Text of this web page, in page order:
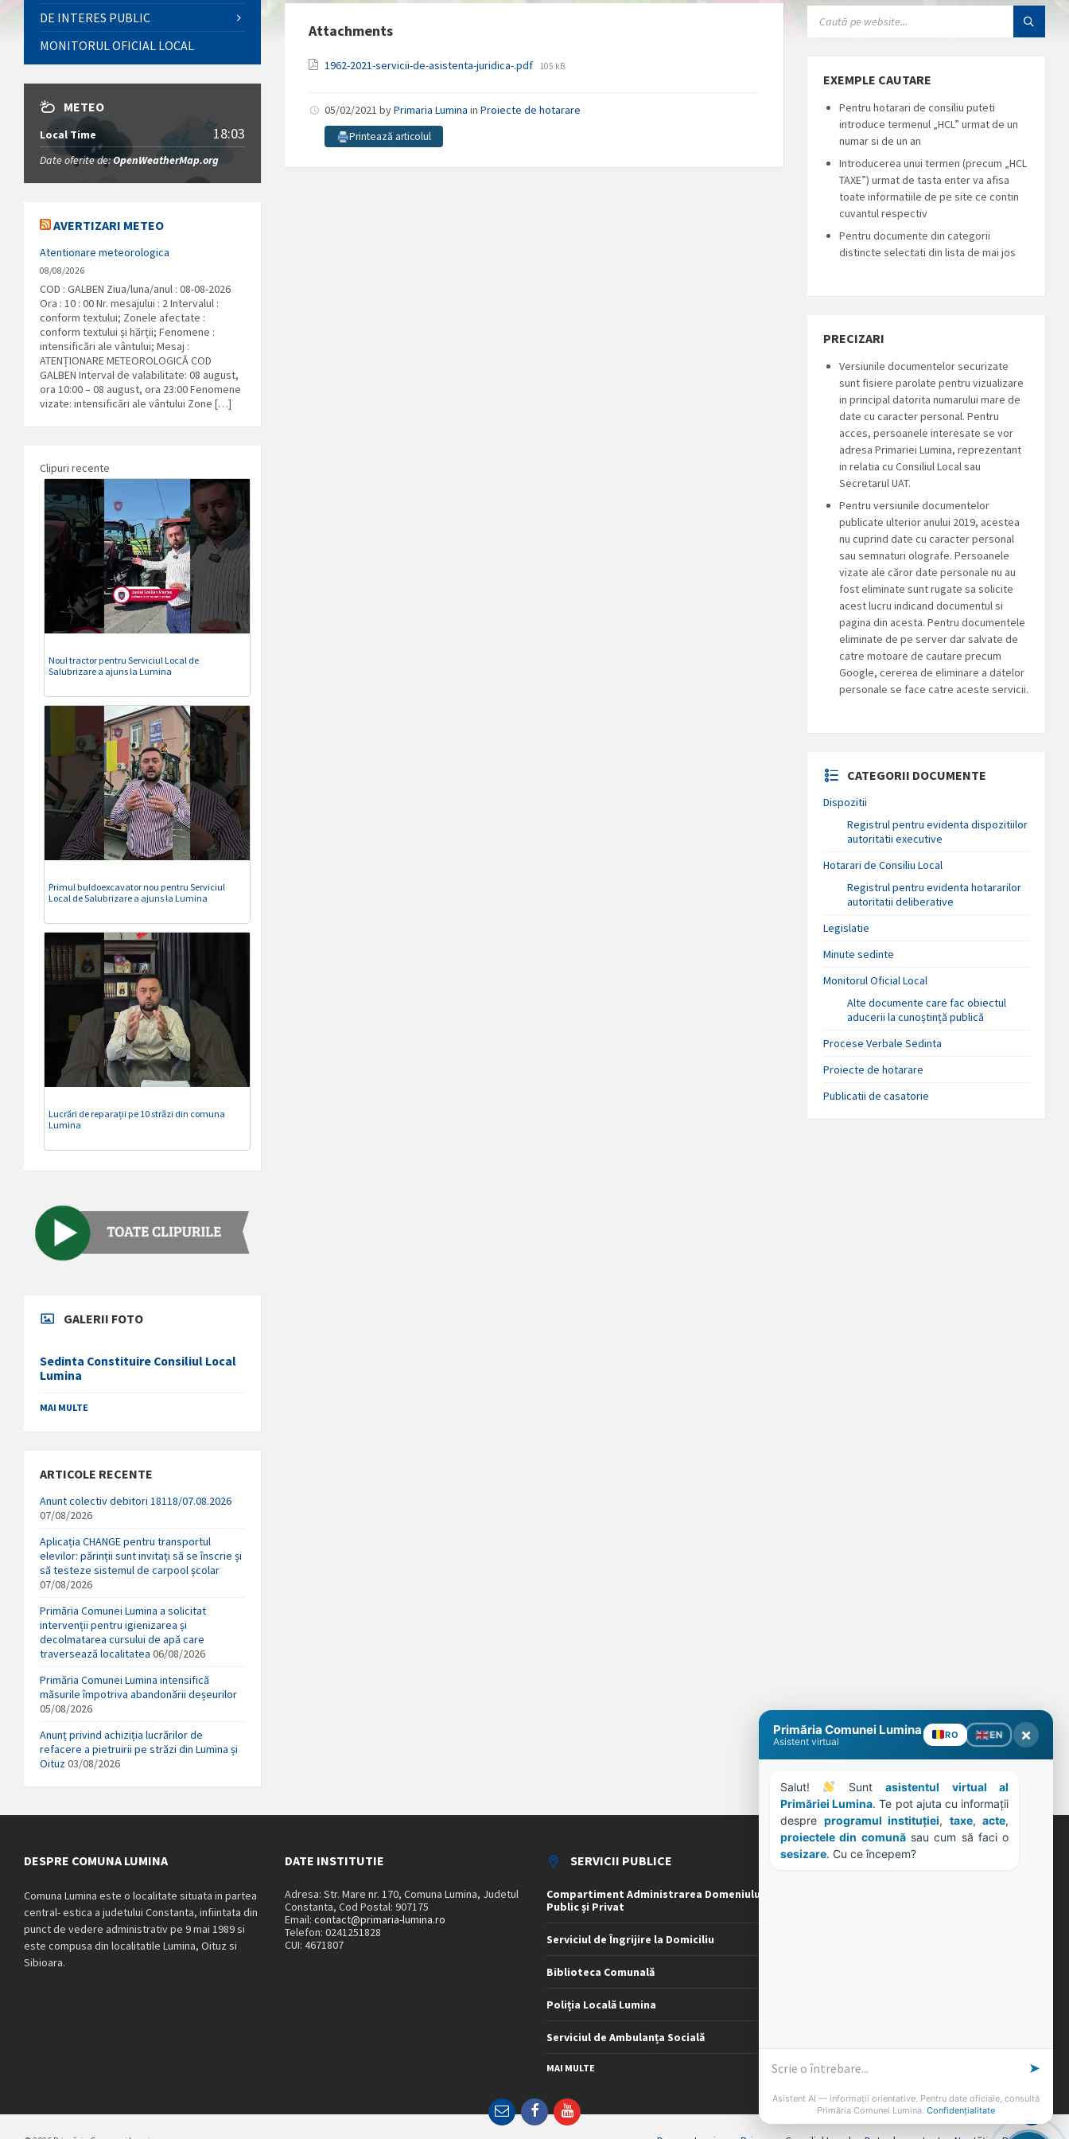
Attachments
1962-2021-servicii-de-asistenta-juridica-.pdf File
105 kB
05/02/2021byPrimaria Lumina inProiecte de hotarare
Printează articolul
DE INTERES PUBLIC
MONITORUL OFICIAL LOCAL
METEO
Local Time 18:03
Date oferite de:OpenWeatherMap.org
AVERTIZARI METEO
Atentionare meteorologica
08/08/2026
COD : GALBEN Ziua/luna/anul : 08-08-2026
Ora : 10 : 00 Nr. mesajului : 2 Intervalul :
conform textului; Zonele afectate :
conform textului și hărții; Fenomene :
intensificări ale vântului; Mesaj :
ATENȚIONARE METEOROLOGICĂ COD
GALBEN Interval de valabilitate: 08 august,
ora 10:00 – 08 august, ora 23:00 Fenomene
vizate: intensificări ale vântului Zone […]
Clipuri recente
Noul tractor pentru Serviciul Local de
Salubrizare a ajuns la Lumina
Primul buldoexcavator nou pentru Serviciul
Local de Salubrizare a ajuns la Lumina
Lucrări de reparații pe 10 străzi din comuna
Lumina
GALERII FOTO
Sedinta Constituire Consiliul Local
Lumina
MAI MULTE
ARTICOLE RECENTE
Anunt colectiv debitori 18118/07.08.2026
07/08/2026
Aplicația CHANGE pentru transportul
elevilor: părinții sunt invitați să se înscrie și
să testeze sistemul de carpool școlar
07/08/2026
Primăria Comunei Lumina a solicitat
intervenții pentru igienizarea și
decolmatarea cursului de apă care
traversează localitatea 06/08/2026
Primăria Comunei Lumina intensifică
măsurile împotriva abandonării deșeurilor
05/08/2026
Anunț privind achiziția lucrărilor de
refacere a pietruirii pe străzi din Lumina și
Oituz03/08/2026
EXEMPLE CAUTARE
Pentru hotarari de consiliu puteti
introduce termenul „HCL” urmat de un
numar si de un an
Introducerea unui termen (precum „HCL
TAXE”) urmat de tasta enter va afisa
toate informatiile de pe site ce contin
cuvantul respectiv
Pentru documente din categorii
distincte selectati din lista de mai jos
PRECIZARI
Versiunile documentelor securizate
sunt fisiere parolate pentru vizualizare
in principal datorita numarului mare de
date cu caracter personal. Pentru
acces, persoanele interesate se vor
adresa Primariei Lumina, reprezentant
in relatia cu Consiliul Local sau
Secretarul UAT.
Pentru versiunile documentelor
publicate ulterior anului 2019, acestea
nu cuprind date cu caracter personal
sau semnaturi olografe. Persoanele
vizate ale căror date personale nu au
fost eliminate sunt rugate sa solicite
acest lucru indicand documentul si
pagina din acesta. Pentru documentele
eliminate de pe server dar salvate de
catre motoare de cautare precum
Google, cererea de eliminare a datelor
personale se face catre aceste servicii.
CATEGORII DOCUMENTE
Dispozitii
Registrul pentru evidenta dispozitiilor
autoritatii executive
Hotarari de Consiliu Local
Registrul pentru evidenta hotararilor
autoritatii deliberative
Legislatie
Minute sedinte
Monitorul Oficial Local
Alte documente care fac obiectul
aducerii la cunoștință publică
Procese Verbale Sedinta
Proiecte de hotarare
Publicatii de casatorie
DESPRE COMUNA LUMINA
Comuna Lumina este o localitate situata in partea
central- estica a judetului Constanta, infiintata din
punct de vedere administrativ pe 9 mai 1989 si
este compusa din localitatile Lumina, Oituz si
Sibioara.
DATE INSTITUTIE
Adresa: Str. Mare nr. 170, Comuna Lumina, Judetul
Constanta, Cod Postal: 907175
Email:contact@primaria-lumina.ro
Telefon: 0241251828
CUI: 4671807
SERVICII PUBLICE
Compartiment Administrarea Domeniului
Public și Privat
Serviciul de Îngrijire la Domiciliu
Biblioteca Comunală
Poliția Locală Lumina
Serviciul de Ambulanța Socială
MAI MULTE
ORE DE LUCRU
EmailFacebookYouTube
Primăria Comunei Lumina
Asistent virtual
RO EN ×
Salut! Sunt asistentul virtual al
Primăriei Lumina. Te pot ajuta cu informații
despre programul instituției, taxe, acte
proiectele din comună
sesizare. Cu ce începem?
➤
Asistent AI — informații orientative. Pentru date oficiale, consultă
Primăria Comunei Lumina. Confidențialitate